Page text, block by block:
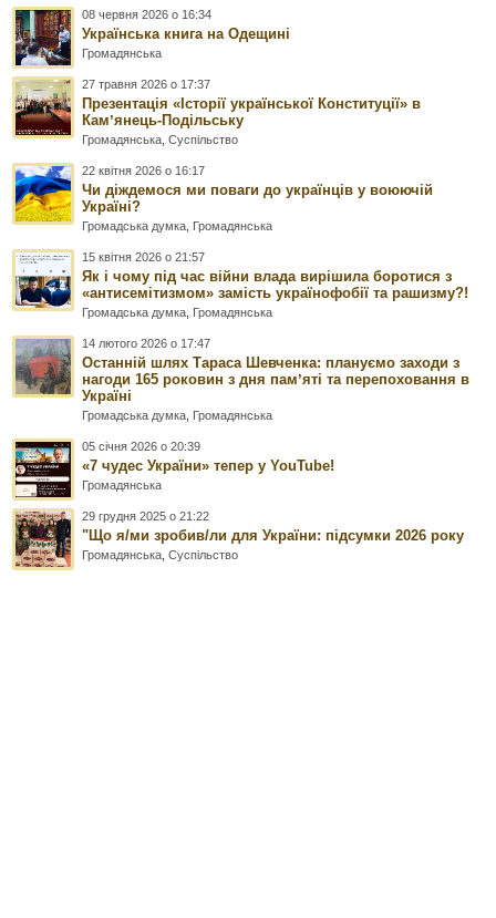
08 червня 2026 о 16:34
Українська книга на Одещині
Громадянська
27 травня 2026 о 17:37
Презентація «Історії української Конституції» в
Камʼянець-Подільську
Громадянська ,Суспільство
22 квітня 2026 о 16:17
Чи діждемося ми поваги до українців у воюючій
Україні?
Громадська думка Громадянська
15 квітня 2026 о 21:57
Як і чому під час війни влада вирішила боротися з
«антисемітизмом» замість українофобії та рашизму?!
Громадська думка Громадянська
14 лютого 2026 о 17:47
Останній шлях Тараса Шевченка: плануємо заходи з
нагоди 165 роковин з дня памʼяті та перепоховання в
Україні
Громадська думка Громадянська
05 січня 2026 о 20:39
«7 чудес України» тепер у YouTube!
Громадянська
29 грудня 2025 о 21:22
"Що я/ми зробив/ли для України: підсумки 2026 року
Громадянська ,Суспільство